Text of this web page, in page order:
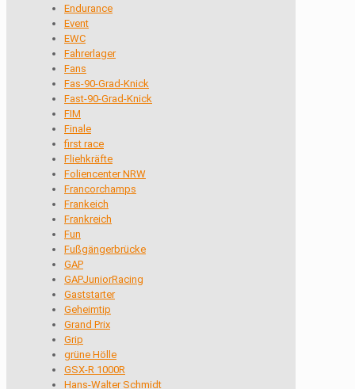
Endurance
Event
EWC
Fahrerlager
Fans
Fas-90-Grad-Knick
Fast-90-Grad-Knick
FIM
Finale
first race
Fliehkräfte
Foliencenter NRW
Francorchamps
Frankeich
Frankreich
Fun
Fußgängerbrücke
GAP
GAPJuniorRacing
Gaststarter
Geheimtip
Grand Prix
Grip
grüne Hölle
GSX-R 1000R
Hans-Walter Schmidt